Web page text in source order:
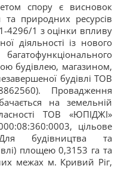
спору є висновок
та природних ресурсів
4296/1 з оцінки впливу
діяльності із нового
будівлею, магазином,
будівлі ТОВ
Провадження
на земельній
ТОВ «ЮПІДЖІ»
цільове
будівництва та
площею 0,3153 га та
межах м. Кривий Ріг,